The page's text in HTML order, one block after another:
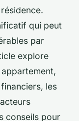
qui peut
par
explore
les
conseils pour